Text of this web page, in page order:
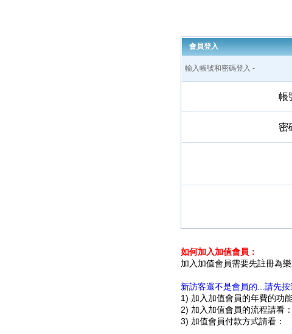
會員登入
輸入帳號和密碼登入 -
帳
密
如何加入加值會員：
加入加值會員需要先註冊為
新訪客還不是會員的...請先
1) 加入加值會員的年費的功
2) 加入加值會員的流程請看
3) 加值會員付款方式請看：